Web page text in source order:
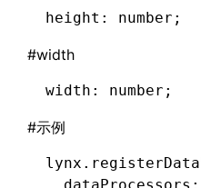
height : number;
#width
width : number;
#示例
lynx